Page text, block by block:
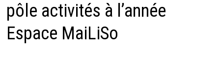
pôle activités à l’année
Espace MaiLiSo